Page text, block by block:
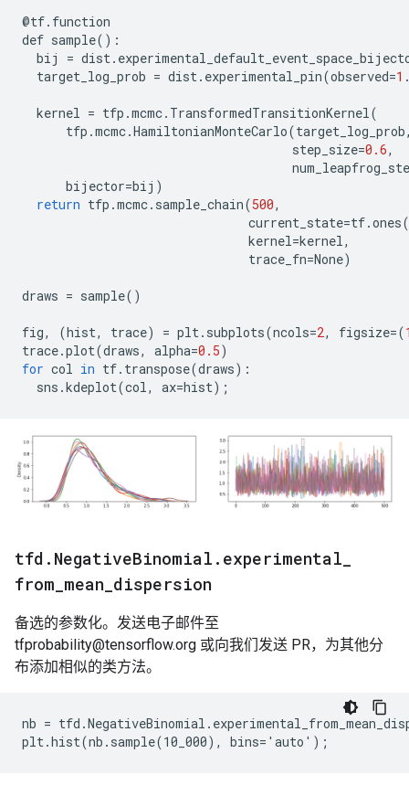
@tf. function
def sample():
bij
= dist .
target_log_prob = dist . experimental_pin(observed=1
kernel = tfp .mcmc. TransformedTransitionKernel (
tfp .mcmc.HamiltonianMonteCarlo(target_log_prob
step_size=0.6,
bijector=bij )
return tfp .mcmc. sample_chain(500,
current_state=tf.ones
kernel=kernel ,
trace_fn=None)
draws = sample()
fig, (hist, trace) = plt . subplots(ncols=2, figsize=(
trace.plot(draws, alpha=0.5)
for col in tf. transpose(draws):
sns .kdeplot(col , ax=hist);
tfd . NegativeBinomial . experimental
from mean dispersion
备选的参数化。发送电子邮件至
tfprobability@tensorflow.org 或向我们发送 PR，为其他分
布添加相似的类方法。
nb =